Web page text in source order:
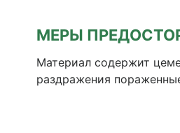
МЕРЫ
Материал содержит
раздражения